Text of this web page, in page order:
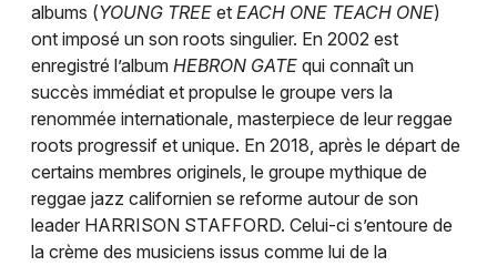
Reggae dans le Rhône
Reggae en Rhône-Alpes
Reggae en Auvergne-Rhône-Alpes
albums (YOUNG TREE et EACH ONE TEACH ONE)
ont imposé un son roots singulier. En 2002 est
enregistré l’album HEBRON GATE qui connaît un
succès immédiat et propulse le groupe vers la
renommée internationale, masterpiece de leur reggae
roots progressif et unique. En 2018, après le départ de
certains membres originels, le groupe mythique de
reggae jazz californien se reforme autour de son
leader HARRISON STAFFORD. Celui-ci s’entoure de
la crème des musiciens issus comme lui de la